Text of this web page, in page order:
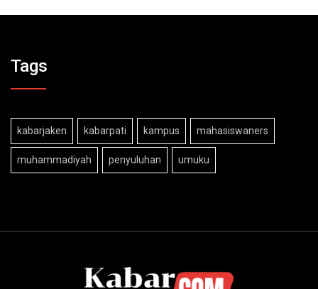
Tags
kabarjaken kabarpati kampus mahasiswaners
muhammadiyah penyuluhan umuku